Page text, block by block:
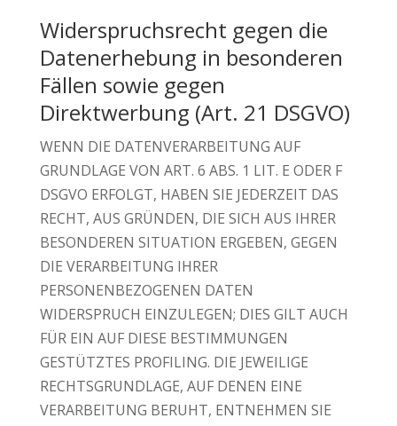
Widerspruchsrecht gegen die
Datenerhebung in besonderen
Fällen sowie gegen
Direktwerbung (Art. 21 DSGVO)
WENN DIE DATENVERARBEITUNG AUF
GRUNDLAGE VON ART. 6 ABS. 1 LIT. E ODER F
DSGVO ERFOLGT, HABEN SIE JEDERZEIT DAS
RECHT, AUS GRÜNDEN, DIE SICH AUS IHRER
BESONDEREN SITUATION ERGEBEN, GEGEN
DIE VERARBEITUNG IHRER
PERSONENBEZOGENEN DATEN
WIDERSPRUCH EINZULEGEN; DIES GILT AUCH
FÜR EIN AUF DIESE BESTIMMUNGEN
GESTÜTZTES PROFILING. DIE JEWEILIGE
RECHTSGRUNDLAGE, AUF DENEN EINE
VERARBEITUNG BERUHT, ENTNEHMEN SIE